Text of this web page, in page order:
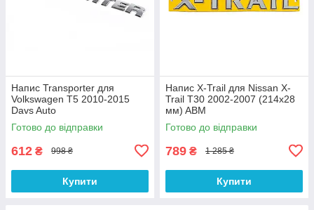
Напис Transporter для
Volkswagen T5 2010-2015
Davs Auto
Готово до відправки
612 ₴ 998 ₴
Купити
Напис X-Trail для Nissan X-
Trail T30 2002-2007 (214х28
мм) ABM
Готово до відправки
789 ₴ 1 285 ₴
Купити